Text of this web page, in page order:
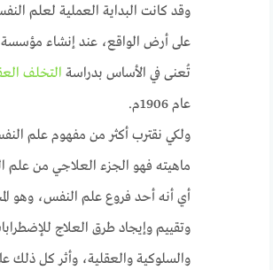
وقد كانت البداية العملية لعلم
على أرض الواقع، عند إنشاء
تُعنى في الأساس بدراسة التخلف
عام 1906م.
ولكي نقترب أكثر من مفهوم علم
ماهيته فهو الجزء العلاجي من علم
أي أنه أحد فروع علم النفس، وهو
وتقييم وإيجاد طرق العلاج
والسلوكية والعقلية، وأثر كل ذلك